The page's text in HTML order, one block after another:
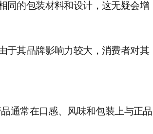
同的包装材料和设计，这无疑会增
于其品牌影响力较大，消费者对其
通常在口感、风味和包装上与正品